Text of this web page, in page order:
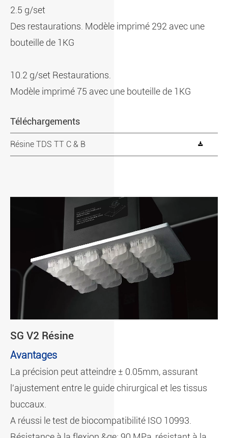
2.5 g/set
Des restaurations. Modèle imprimé 292 avec une
bouteille de 1KG
10.2 g/set Restaurations.
Modèle imprimé 75 avec une bouteille de 1KG
Téléchargements
Résine TDS TT C & B
SG V2 Résine
Avantages
La précision peut atteindre ± 0.05mm, assurant
l'ajustement entre le guide chirurgical et les tissus
buccaux.
A réussi le test de biocompatibilité ISO 10993.